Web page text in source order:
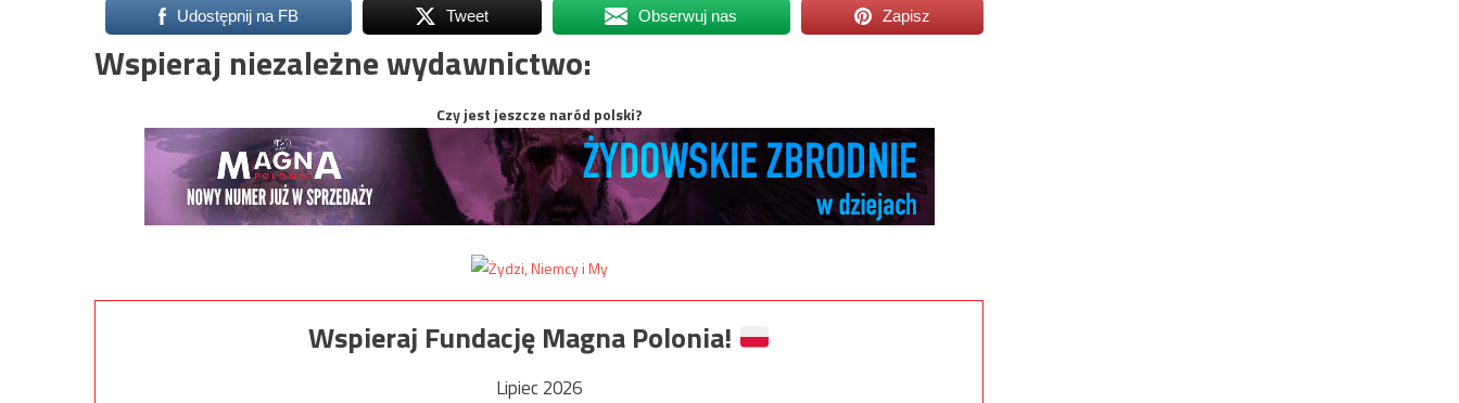
Udostępnij na FB Tweet Obserwuj nas Zapisz
Wspieraj niezależne wydawnictwo:
Czy jest jeszcze naród polski?
Wspieraj Fundację Magna Polonia!
Lipiec 2026